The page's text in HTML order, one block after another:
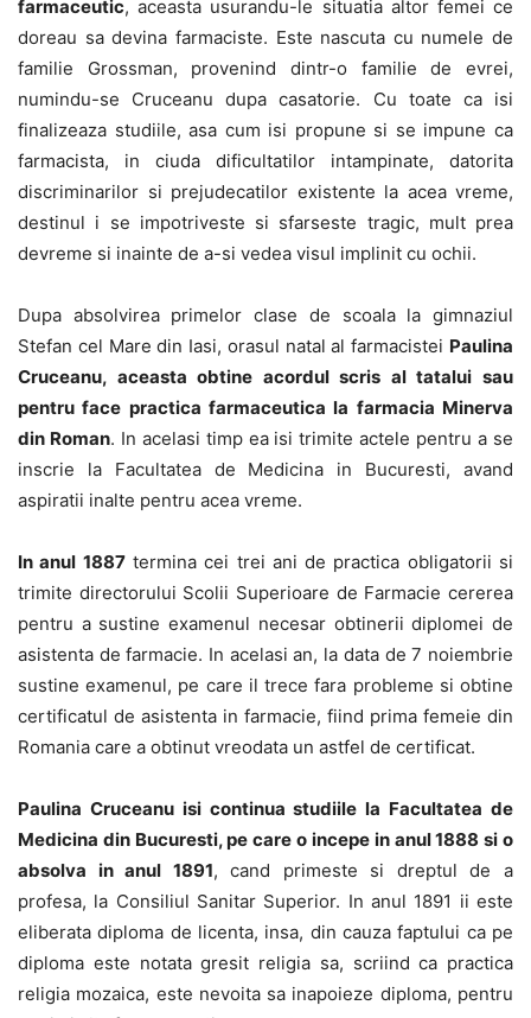
farmaceutic, aceasta usurandu-le situatia altor femei ce
doreau sa devina farmaciste. Este nascuta cu numele de
familie Grossman, provenind dintr-o familie de evrei,
numindu-se Cruceanu dupa casatorie. Cu toate ca isi
finalizeaza studiile, asa cum isi propune si se impune ca
farmacista, in ciuda dificultatilor intampinate, datorita
discriminarilor si prejudecatilor existente la acea vreme,
destinul i se impotriveste si sfarseste tragic, mult prea
devreme si inainte de a-si vedea visul implinit cu ochii.
Dupa absolvirea primelor clase de scoala la gimnaziul
Stefan cel Mare din Iasi, orasul natal al farmacistei Paulina
Cruceanu, aceasta obtine acordul scris al tatalui sau
pentru face practica farmaceutica la farmacia Minerva
din Roman. In acelasi timp ea isi trimite actele pentru a se
inscrie la Facultatea de Medicina in Bucuresti, avand
aspiratii inalte pentru acea vreme.
In anul 1887termina cei trei ani de practica obligatorii si
trimite directorului Scolii Superioare de Farmacie cererea
pentru a sustine examenul necesar obtinerii diplomei de
asistenta de farmacie. In acelasi an, la data de 7 noiembrie
sustine examenul, pe care il trece fara probleme si obtine
certificatul de asistenta in farmacie, fiind prima femeie din
Romania care a obtinut vreodata un astfel de certificat.
Paulina Cruceanu isi continua studiile la Facultatea de
Medicina din Bucuresti, pe care o incepe in anul 1888 si o
absolva in anul 1891, cand primeste si dreptul de a
profesa, la Consiliul Sanitar Superior. In anul 1891 ii este
eliberata diploma de licenta, insa, din cauza faptului ca pe
diploma este notata gresit religia sa, scriind ca practica
religia mozaica, este nevoita sa inapoieze diploma, pentru